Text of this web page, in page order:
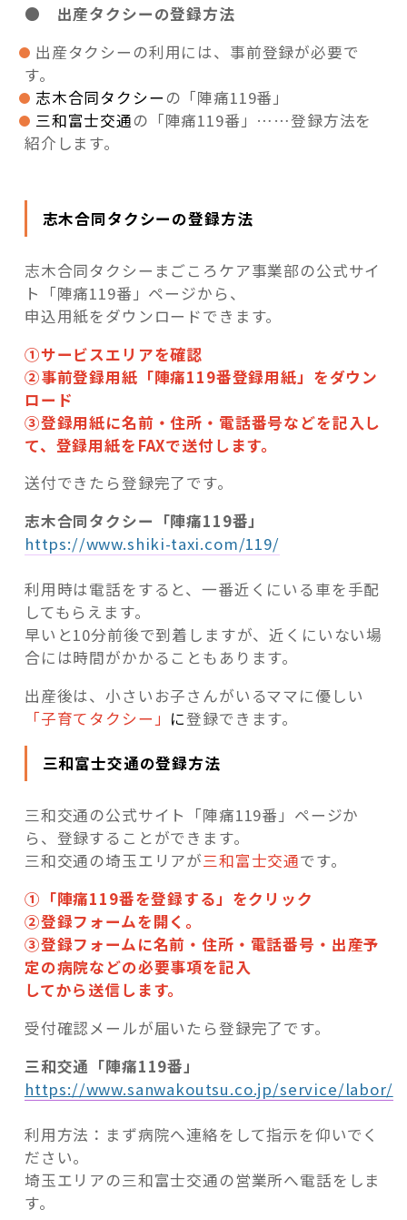
● 出産タクシーの登録方法
出産タクシーの利用には、事前登録が必要で
す。
志木合同タクシー の「陣痛119番」
三和富士交通の「陣痛119番」……登録方法を
紹介します。
志木合同タクシーの登録方法
志木合同タクシーまごころケア事業部の公式サイ
ト「陣痛119番」ページから、
申込用紙をダウンロードできます。
①サービスエリアを確認
②事前登録用紙「陣痛119番登録用紙」をダウン
ロード
③登録用紙に名前・住所・電話番号などを記入し
て、登録用紙をFAXで送付します。
送付できたら登録完了です。
志木合同タクシー「陣痛119番」
https://www.shiki-taxi.com/119/
利用時は電話をすると、一番近くにいる車を手配
してもらえます。
早いと10分前後で到着しますが、近くにいない場
合には時間がかかることもあります。
出産後は、小さいお子さんがいるママに優しい
「子育てタクシー」 に登録できます。
三和富士交通の登録方法
三和交通の公式サイト「陣痛119番」ページか
ら、登録することができます。
三和交通の埼玉エリアが三和富士交通です。
①「陣痛119番を登録する」をクリック
②登録フォームを開く。
③登録フォームに名前・住所・電話番号・出産予
定の病院などの必要事項を記入
してから送信します。
受付確認メールが届いたら登録完了です。
三和交通「陣痛119番」
https://www.sanwakoutsu.co.jp/service/labor/
利用方法：まず病院へ連絡をして指示を仰いでく
ださい。
埼玉エリアの三和富士交通の営業所へ電話をしま
す。